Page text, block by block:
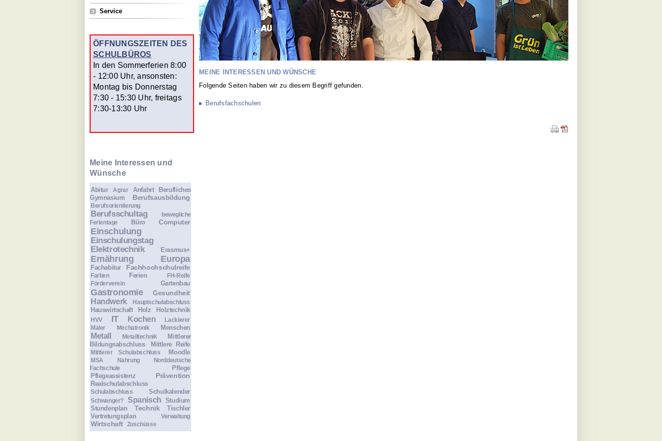
MEINE INTERESSEN UND WÜNSCHE
Folgende Seiten haben wir zu diesem Begriff gefunden.
Berufsfachschulen
Service
ÖFFNUNGSZEITEN DES
SCHULBÜROS
In den Sommerferien 8:00
- 12:00 Uhr, ansonsten:
Montag bis Donnerstag
7:30 - 15:30 Uhr, freitags
7:30-13:30 Uhr
Meine Interessen und
Wünsche
Abitur Agrar Anfahrt
Berufliches
Gymnasium
Berufsausbildung
Berufsorientierung
Berufsschultag
bewegliche
Ferientage
Büro Computer
Einschulung
Einschulungstag
Elektrotechnik
Erasmus+
Ernährung Europa
Fachabitur Fachhochschulreife
Farben Ferien
FH-Reife
Förderverein
Gartenbau
Gastronomie Gesundheit
Handwerk Hauptschulabschluss
Hauswirtschaft Holz Holztechnik
HVV IT Kochen
Lackierer
Maler
Mechatronik Menschen
Metall Metalltechnik
Mittlerer
Bildungsabschluss
Mittlere Reife
Mittlerer Schulabschluss Moodle
MSA Nahrung
Norddeutsche
Fachschule
Pflege
Pflegeassistenz
Prävention
Realschulabschluss
Schulabschluss Schulkalender
Schwanger? Spanisch Studium
Stundenplan
Technik
Tischler
Vertretungsplan
Verwaltung
Wirtschaft Zuschüsse